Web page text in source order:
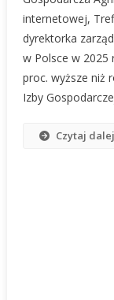
internetowej,
dyrektorka
w Polsce w 2025
proc. wyższe niż
Izby
Czytaj dalej